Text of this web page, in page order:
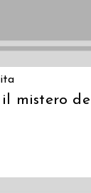
mistero del